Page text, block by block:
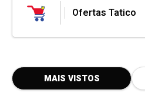
Ofertas Tatico
MAIS VISTOS